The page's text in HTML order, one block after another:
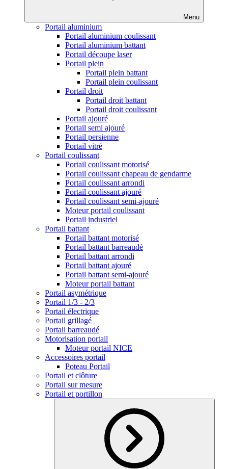
Menu
Portail aluminium
Portail aluminium coulissant
Portail aluminium battant
Portail découpe laser
Portail plein
Portail plein battant
Portail plein coulissant
Portail droit
Portail droit battant
Portail droit coulissant
Portail ajouré
Portail semi ajouré
Portail persienne
Portail vitré
Portail coulissant
Portail coulissant motorisé
Portail coulissant chapeau de gendarme
Portail coulissant arrondi
Portail coulissant ajouré
Portail coulissant semi-ajouré
Moteur portail coulissant
Portail industriel
Portail battant
Portail battant motorisé
Portail battant barreaudé
Portail battant arrondi
Portail battant ajouré
Portail battant semi-ajouré
Moteur portail battant
Portail asymétrique
Portail 1/3 - 2/3
Portail électrique
Portail grillagé
Portail barreaudé
Motorisation portail
Moteur portail NICE
Accessoires portail
Poteau Portail
Portail et clôture
Portail sur mesure
Portail et portillon